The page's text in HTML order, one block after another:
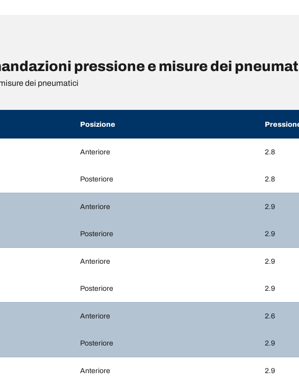
pressione e misure dei
dei pneumatici
Posizione
Anteriore 2.8
Posteriore 2.8
Anteriore 2.9
Posteriore 2.9
Anteriore 2.9
Posteriore 2.9
Anteriore 2.6
Posteriore 2.9
Anteriore 2.9